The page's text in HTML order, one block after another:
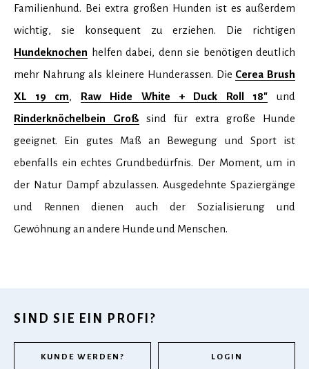
Familienhund. Bei extra großen Hunden ist es außerdem
wichtig, sie konsequent zu erziehen. Die richtigen
Hundeknochen helfen dabei, denn sie benötigen deutlich
mehr Nahrung als kleinere Hunderassen. Die Cerea Brush
XL 19 cm, Raw Hide White + Duck Roll 18" und
Rinderknöchelbein Groß sind für extra große Hunde
geeignet. Ein gutes Maß an Bewegung und Sport ist
ebenfalls ein echtes Grundbedürfnis. Der Moment, um in
der Natur Dampf abzulassen. Ausgedehnte Spaziergänge
und Rennen dienen auch der Sozialisierung und
Gewöhnung an andere Hunde und Menschen.
SIND SIE EIN PROFI?
KUNDE WERDEN? LOGIN